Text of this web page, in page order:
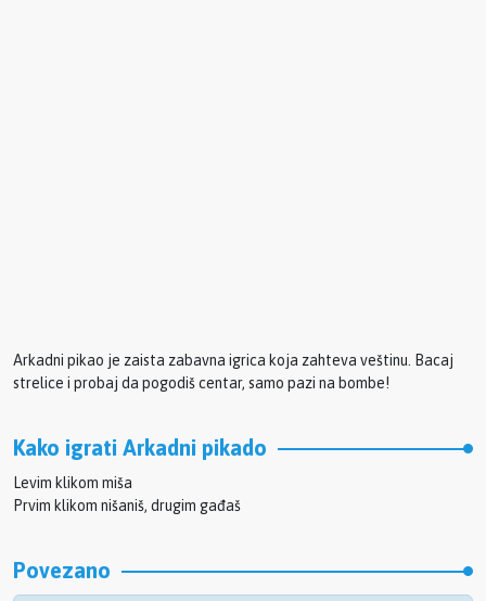
Arkadni pikao je zaista zabavna igrica koja zahteva veštinu. Bacaj
strelice i probaj da pogodiš centar, samo pazi na bombe!
Kako igrati Arkadni pikado
Levim klikom miša
Prvim klikom nišaniš, drugim gađaš
Povezano